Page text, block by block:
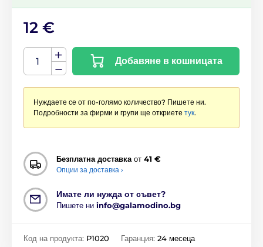
12 €
Добавяне в кошницата
Нуждаете се от по-голямо количество? Пишете ни.
Подробности за фирми и групи ще откриете тук.
Безплатна доставка от 41 €
Опции за доставка ›
Имате ли нужда от съвет?
Пишете ни info@galamodino.bg
Код на продукта: P1020 Гаранция: 24 месеца